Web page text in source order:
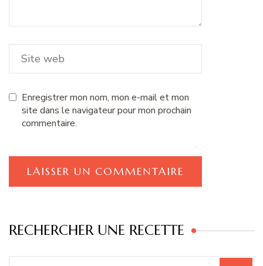
Enregistrer mon nom, mon e-mail et mon
site dans le navigateur pour mon prochain
commentaire.
RECHERCHER UNE RECETTE